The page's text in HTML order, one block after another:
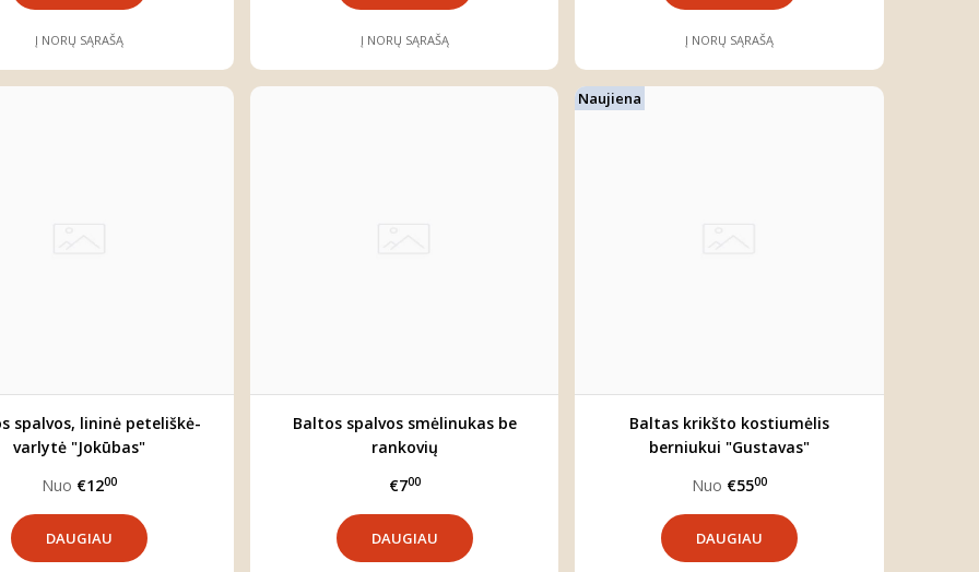
Į NORŲ SĄRAŠĄ Į NORŲ SĄRAŠĄ Į NORŲ SĄRAŠĄ
spalvos, lininė peteliškė-
varlytė "Jokūbas"
Nuo €1200
DAUGIAU
Baltos spalvos smėlinukas be
rankovių
€700
DAUGIAU
Naujiena
Baltas krikšto kostiumėlis
berniukui "Gustavas"
Nuo €5500
DAUGIAU